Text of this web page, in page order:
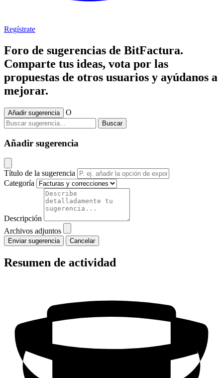
Regístrate
Foro de sugerencias de BitFactura.
Comparte tus ideas, vota por las
propuestas de otros usuarios y ayúdanos a
mejorar.
Añadir sugerencia O
Buscar
Añadir sugerencia
Título de la sugerencia
Categoría
Descripción
Archivos adjuntos
Cancelar
Resumen de actividad